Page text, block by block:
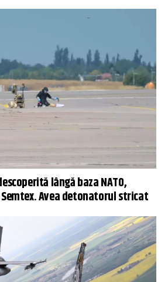
lângă baza NATO,
Avea detonatorul stricat